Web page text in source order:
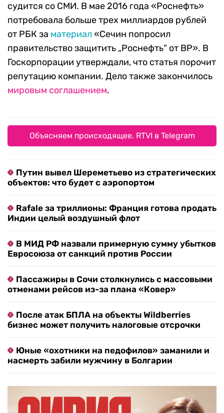
судится со СМИ. В мае 2016 года «Роснефть»
потребовала больше трех миллиардов рублей
от РБК за материал «Сечин попросил
правительство защитить „Роснефть“ от BP». В
Госкорпорации утверждали, что статья порочит
репутацию компании. Дело также закончилось
мировым соглашением.
Объясняем происходящее. RTVI в Telegram
Путин вывел Шереметьево из стратегических
объектов: что будет с аэропортом
Rafale за триллионы: Франция готова продать
Индии целый воздушный флот
В МИД РФ назвали примерную сумму убытков
Евросоюза от санкций против России
Пассажиры в Сочи столкнулись с массовыми
отменами рейсов из-за плана «Ковер»
После атак БПЛА на объекты Wildberries
бизнес может получить налоговые отсрочки
Юные «охотники на педофилов» заманили и
насмерть забили мужчину в Болгарии